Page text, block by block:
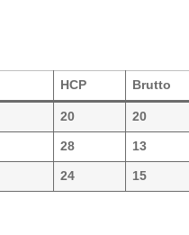
HCP Brutto
20 20
28 13
24 15